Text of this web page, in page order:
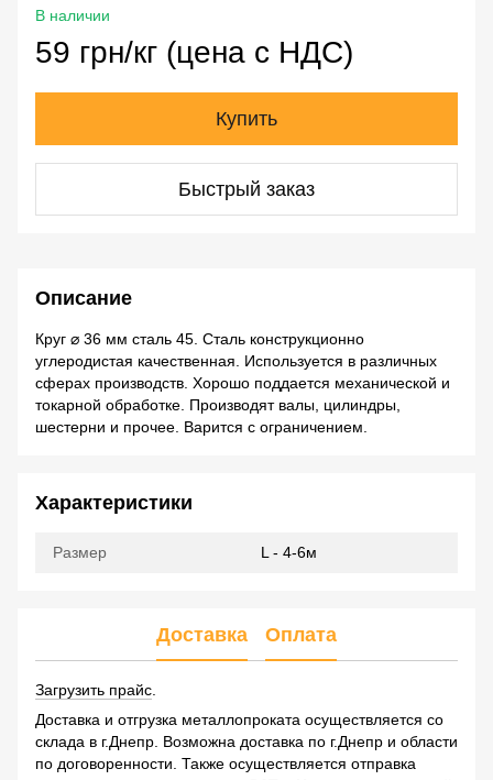
В наличии
59 грн/кг (цена с НДС)
Купить
Быстрый заказ
Описание
Круг ⌀ 36 мм сталь 45. Сталь конструкционно
углеродистая качественная. Используется в различных
сферах производств. Хорошо поддается механической и
токарной обработке. Производят валы, цилиндры,
шестерни и прочее. Варится с ограничением.
Характеристики
Размер L - 4-6м
Доставка Оплата
Загрузить прайс
Доставка и отгрузка металлопроката осуществляется со
склада в г.Днепр. Возможна доставка по г.Днепр и области
по договоренности. Также осуществляется отправка